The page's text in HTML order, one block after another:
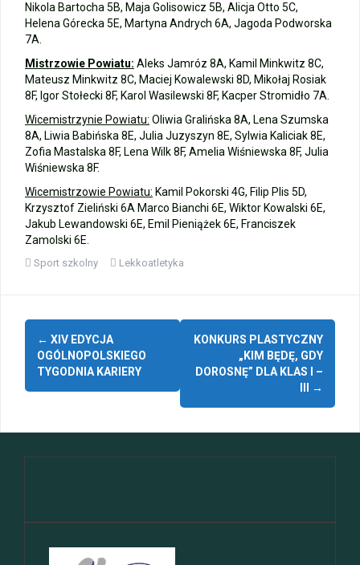
Nikola Bartocha 5B, Maja Golisowicz 5B, Alicja Otto 5C,
Helena Górecka 5E, Martyna Andrych 6A, Jagoda Podworska
7A.
Mistrzowie Powiatu: Aleks Jamróz 8A, Kamil Minkwitz 8C,
Mateusz Minkwitz 8C, Maciej Kowalewski 8D, Mikołaj Rosiak
8F, Igor Stołecki 8F, Karol Wasilewski 8F, Kacper Stromidło 7A.
Wicemistrzynie Powiatu: Oliwia Gralińska 8A, Lena Szumska
8A, Liwia Babińska 8E, Julia Juzyszyn 8E, Sylwia Kaliciak 8E,
Zofia Mastalska 8F, Lena Wilk 8F, Amelia Wiśniewska 8F, Julia
Wiśniewska 8F.
Wicemistrzowie Powiatu: Kamil Pokorski 4G, Filip Plis 5D,
Krzysztof Zieliński 6A Marco Bianchi 6E, Wiktor Kowalski 6E,
Jakub Lewandowski 6E, Emil Pieniążek 6E, Franciszek
Zamolski 6E.
Sport szkolny Lekkoatletyka
Zobacz
wpisy
← XIV EDYCJA
OGÓLNOPOLSKIEGO
TYGODNIA KARIERY
KONKURS PLASTYCZNY
„KIM BĘDĘ, GDY
DOROSNĘ” DLA KLAS I –
→